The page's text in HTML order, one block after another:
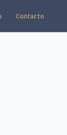
Contacto